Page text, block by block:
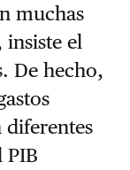
muchas
el
De hecho,
diferentes
PIB